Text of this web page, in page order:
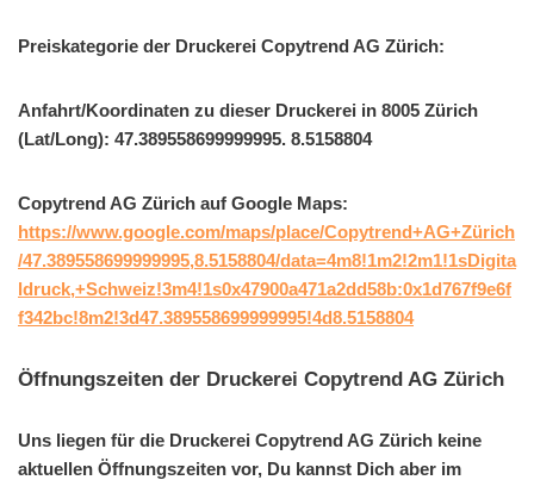
Preiskategorie der Druckerei Copytrend AG Zürich:
Anfahrt/Koordinaten zu dieser Druckerei in 8005 Zürich
(Lat/Long): 47.389558699999995. 8.5158804
Copytrend AG Zürich auf Google Maps:
https://www.google.com/maps/place/Copytrend+AG+Zürich
/47.389558699999995,8.5158804/data=4m8!1m2!2m1!1sDigita
ldruck,+Schweiz!3m4!1s0x47900a471a2dd58b:0x1d767f9e6f
f342bc!8m2!3d47.389558699999995!4d8.5158804
Öffnungszeiten der Druckerei Copytrend AG Zürich
Uns liegen für die Druckerei Copytrend AG Zürich keine
aktuellen Öffnungszeiten vor, Du kannst Dich aber im